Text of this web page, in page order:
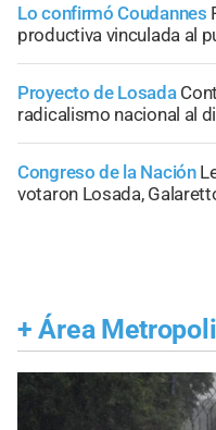
Lo confirmó Coudannes
productiva vinculada al
Proyecto de Losada
radicalismo nacional al
Congreso de la Nación
votaron Losada,
+ Área